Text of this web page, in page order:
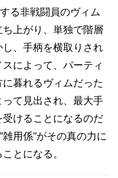
る非戦闘員のヴィム
上がり、単独で階層
、手柄を横取りされ
によって、パーティ
暮れるヴィムだった
て見出され、最大手
けることになるのだ
用係”がその真の力に
とになる。